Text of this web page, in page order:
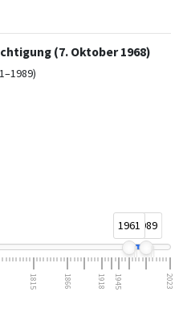
(7. Oktober 1968)
19611989
1815 1866 1918 1945 2023